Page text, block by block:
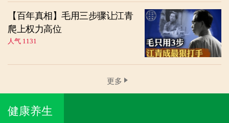
【百年真相】毛用三步骤让江青
爬上权力高位
人气 1131
更多
健康养生